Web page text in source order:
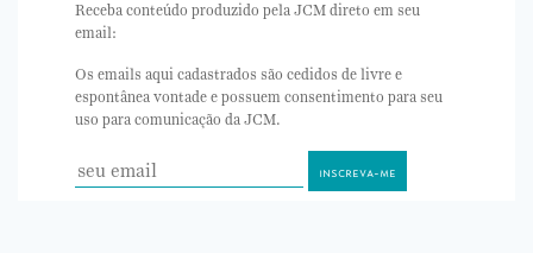
Receba conteúdo produzido pela JCM direto em seu
email:
Os emails aqui cadastrados são cedidos de livre e
espontânea vontade e possuem consentimento para seu
uso para comunicação da JCM.